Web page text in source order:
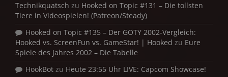
Technikquatsch zu Hooked on Topic #131 – Die tollsten
Tiere in Videospielen! (Patreon/Steady)
Hooked on Topic #135 – Der GOTY 2002-Vergleich:
Hooked vs. ScreenFun vs. GameStar! | Hooked zu Eure
Spiele des Jahres 2002 – Die Tabelle
HookBot zu Heute 23:55 Uhr LIVE: Capcom Showcase!